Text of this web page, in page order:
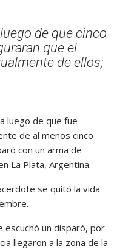
de que cinco
que el
de ellos;
luego de que fue
de al menos cinco
con un arma de
La Plata, Argentina.
se quitó la vida
escuchó un disparó, por
llegaron a la zona de la